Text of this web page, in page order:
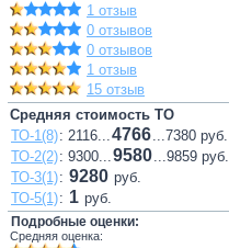
1 отзыв
0 отзывов
0 отзывов
1 отзыв
15 отзыв
Средняя стоимость ТО
ТО-1(8): 2116...4766...7380 руб.
ТО-2(2): 9300...9580...9859 руб.
ТО-3(1): 9280 руб.
ТО-5(1): 1 руб.
Подробные оценки:
Средняя оценка: